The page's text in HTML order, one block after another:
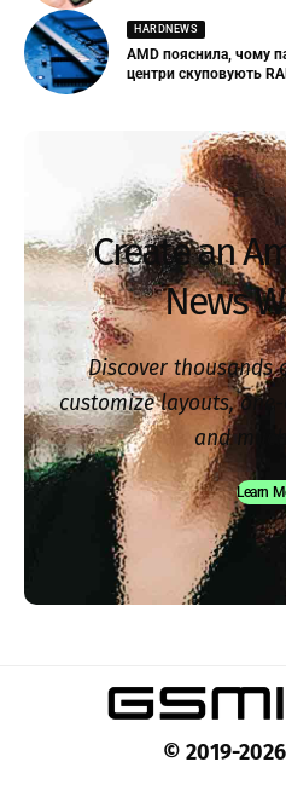
HARDNEWS
AMD пояснила, чому
центри скуповують
Create an
News
Discover thousands
customize layouts,
and
Learn
© 2019-